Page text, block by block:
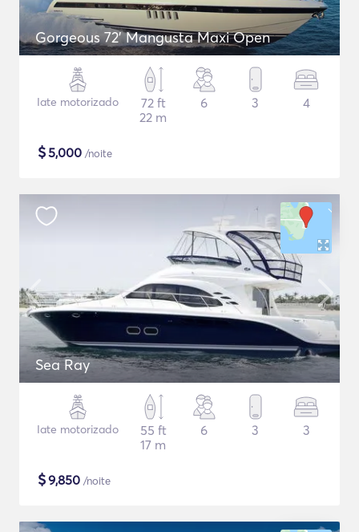
Gorgeous 72' Mangusta Maxi Open
Iate motorizado
72 ft
22 m
6 3 4
$5,000 /noite
Sea Ray
Iate motorizado
55 ft
17 m
6 3 3
$9,850 /noite